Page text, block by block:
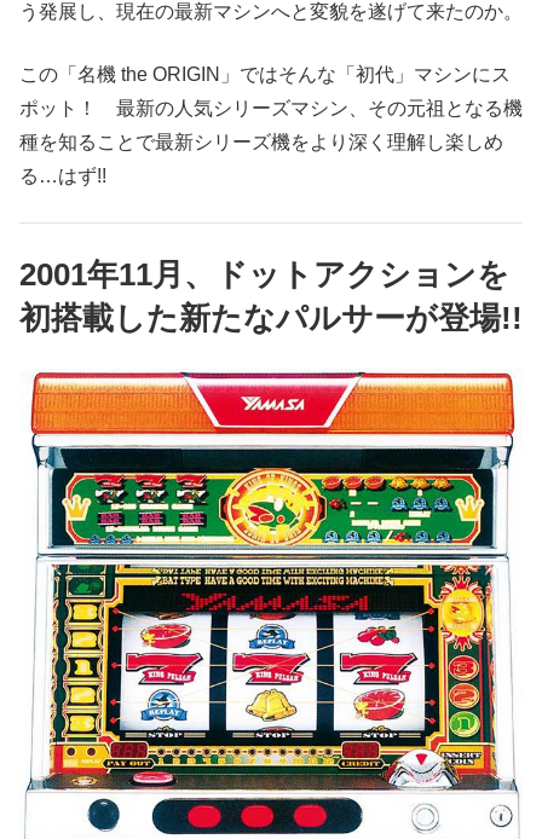
う発展し、現在の最新マシンへと変貌を遂げて来たのか。
この「名機 the ORIGIN」ではそんな「初代」マシンにス
ポット！ 最新の人気シリーズマシン、その元祖となる機
種を知ることで最新シリーズ機をより深く理解し楽しめ
る…はず!!
2001年11月、ドットアクションを
初搭載した新たなパルサーが登場!!